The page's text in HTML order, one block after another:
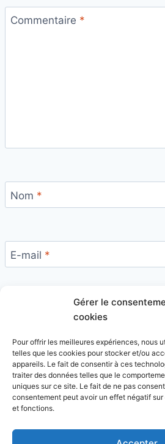
Gérer le
cookies
Pour offrir les meilleures expériences, nous
telles que les cookies pour stocker et/ou
appareils. Le fait de consentir à ces
traiter des données telles que le
uniques sur ce site. Le fait de ne pas
consentement peut avoir un effet négatif
et fonctions.
Commentaire *
Nom *
E-mail *
Ce site utilise Akismet pour
En savoir plus sur la façon dont